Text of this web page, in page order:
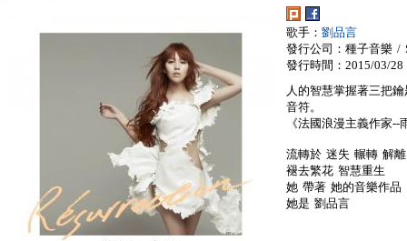
歌手： 劉品言
發行公司：種子音樂 /
發行時間：2015/03/28
人的智慧掌握著三把
音符。
《法國浪漫主義作家--
流轉於 迷失 輾轉 解
褪去繁花 智慧重生
她 帶著 她的音樂作品
她是 劉品言